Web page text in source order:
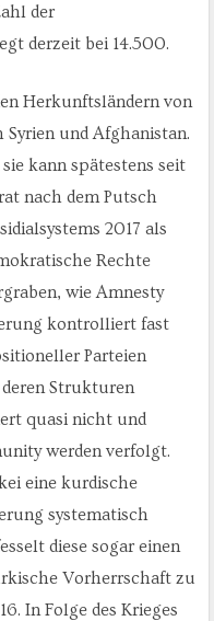
der
derzeit bei 14.500.
Herkunftsländern von
und Afghanistan.
kann spätestens seit
nach dem Putsch
2017 als
Rechte
wie Amnesty
kontrolliert fast
Parteien
Strukturen
quasi nicht und
werden verfolgt.
eine kurdische
systematisch
diese sogar einen
Vorherrschaft zu
In Folge des Krieges